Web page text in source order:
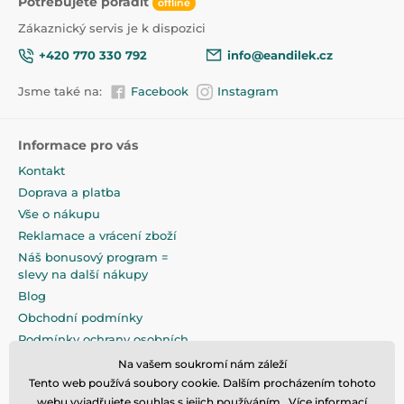
Způsob údržby:
• Nebělit
• Nežehlit
Zákaznický servis je k dispozici
+420 770 330 792
info@eandilek.cz
Jsme také na: Facebook Instagram
Informace pro vás
Kontakt
Doprava a platba
Vše o nákupu
Reklamace a vrácení zboží
Náš bonusový program =
slevy na další nákupy
Blog
Obchodní podmínky
Podmínky ochrany osobních
Na pečlivé zabalení klademe
maximální důraz
Na vašem soukromí nám záleží
Tento web používá soubory cookie. Dalším procházením tohoto